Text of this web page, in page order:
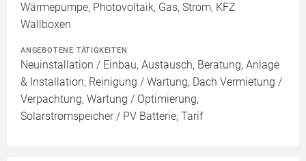
Wärmepumpe, Photovoltaik, Gas, Strom, KFZ
Wallboxen
ANGEBOTENE TÄTIGKEITEN
Neuinstallation / Einbau, Austausch, Beratung, Anlage
& Installation, Reinigung / Wartung, Dach Vermietung /
Verpachtung, Wartung / Optimierung,
Solarstromspeicher / PV Batterie, Tarif